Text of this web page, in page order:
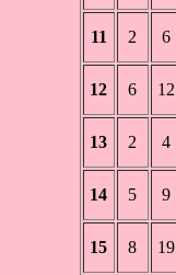
11 2 6
12 6 12
13 2 4
14 5 9
15 8 19